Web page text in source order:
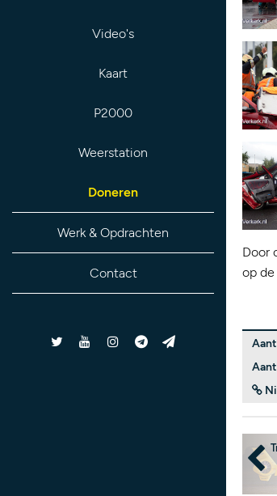
Video's
Kaart
P2000
Weerstation
Doneren
Werk & Opdrachten
Contact
Door
op